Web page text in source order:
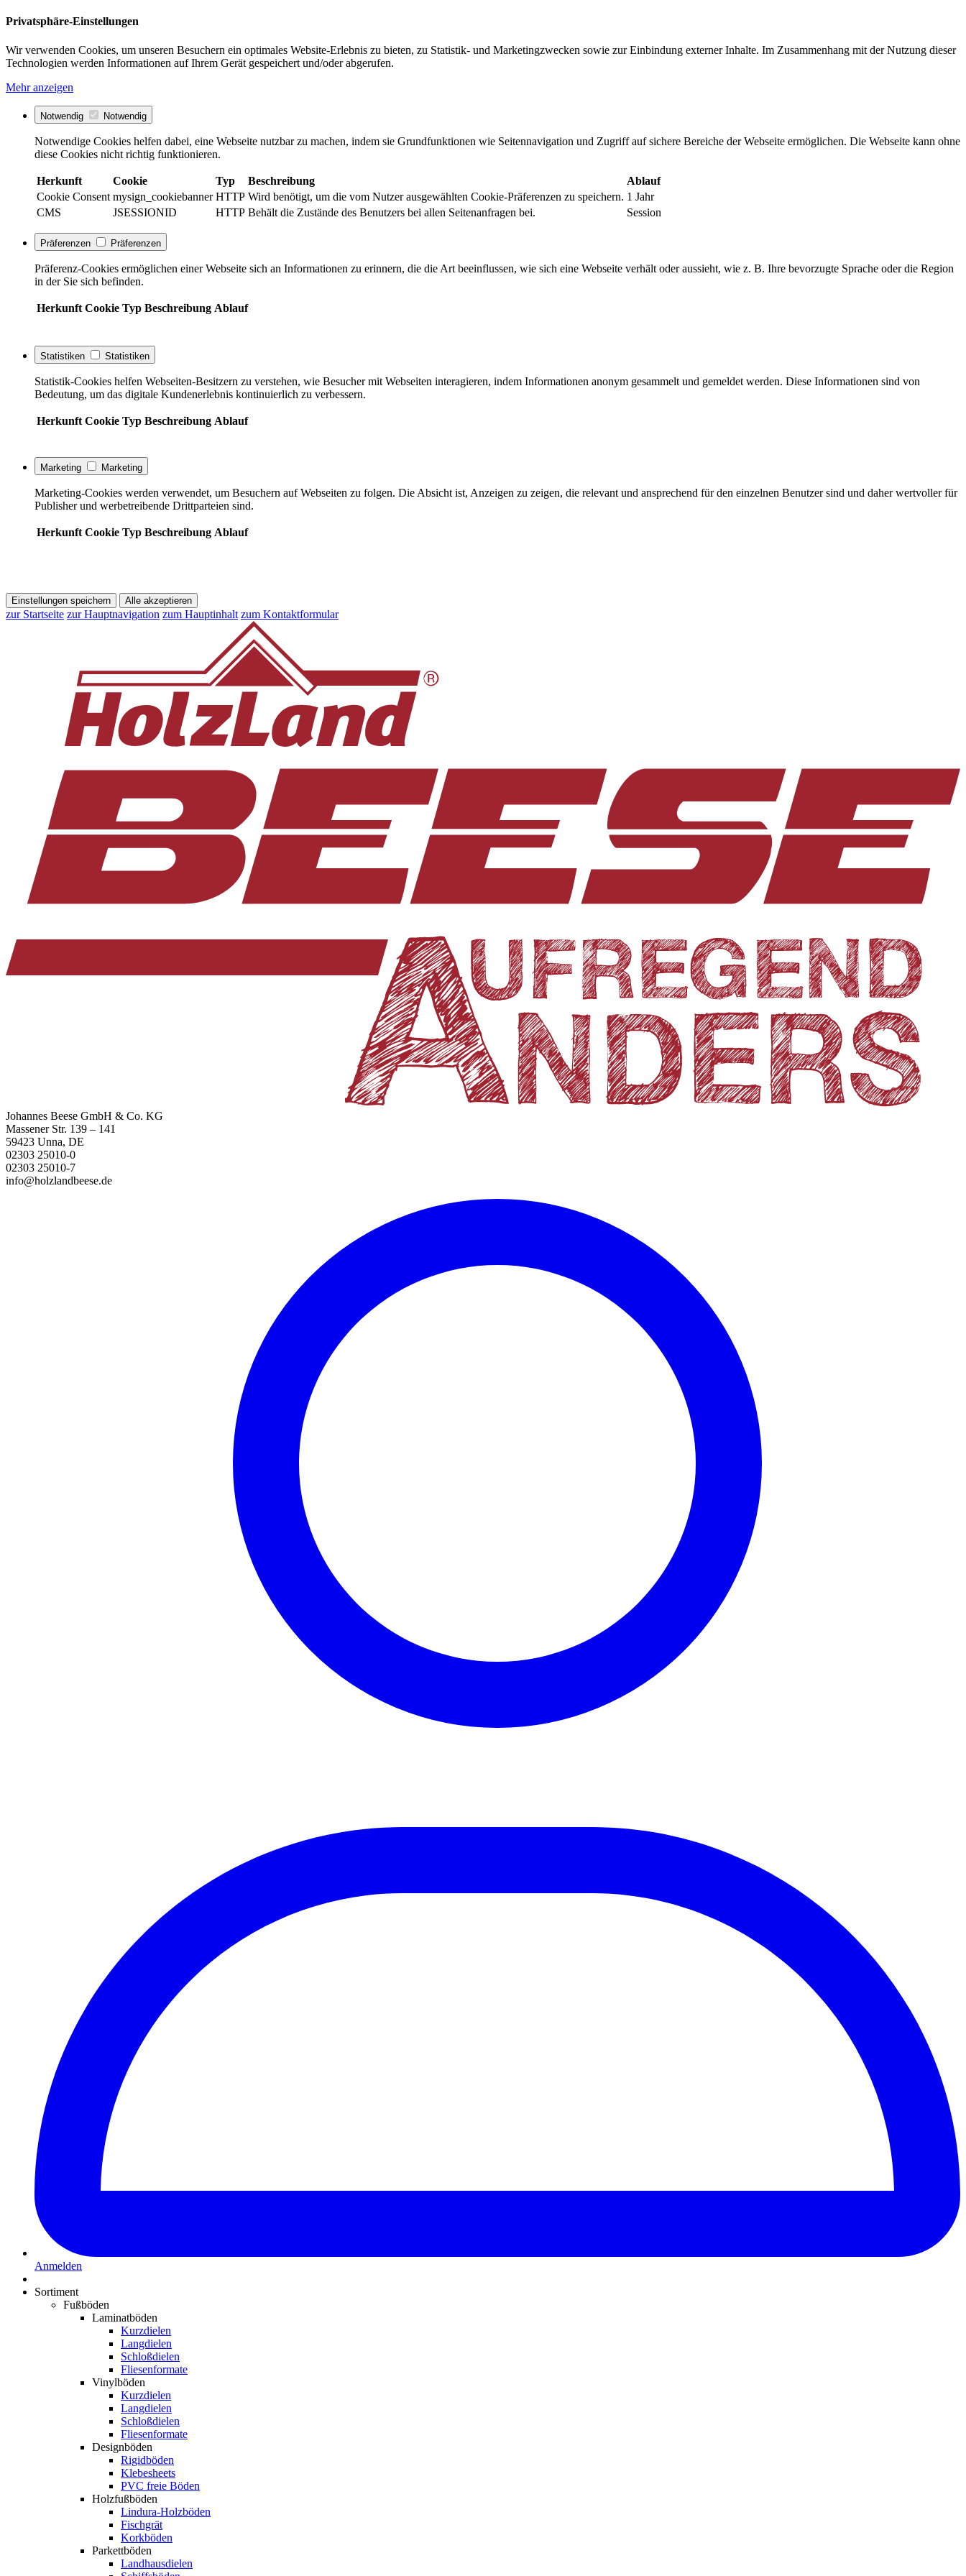
Privatsphäre-Einstellungen
Wir verwenden Cookies, um unseren Besuchern ein optimales Website-Erlebnis zu bieten, zu Statistik- und Marketingzwecken sowie zur Einbindung externer Inhalte. Im Zusammenhang mit der Nutzung dieser
Technologien werden Informationen auf Ihrem Gerät gespeichert und/oder abgerufen.
Mehr anzeigen
Notwendig Notwendig
Notwendige Cookies helfen dabei, eine Webseite nutzbar zu machen, indem sie Grundfunktionen wie Seitennavigation und Zugriff auf sichere Bereiche der Webseite ermöglichen. Die Webseite kann ohne
diese Cookies nicht richtig funktionieren.
Herkunft Cookie Typ Beschreibung
Ablauf
Cookie Consent mysign_cookiebanner HTTP Wird benötigt, um die vom Nutzer ausgewählten Cookie-Präferenzen zu speichern. 1 Jahr
CMS
JSESSIONID HTTP Behält die Zustände des Benutzers bei allen Seitenanfragen bei. Session
Präferenzen Präferenzen
Präferenz-Cookies ermöglichen einer Webseite sich an Informationen zu erinnern, die die Art beeinflussen, wie sich eine Webseite verhält oder aussieht, wie z. B. Ihre bevorzugte Sprache oder die Region
in der Sie sich befinden.
Herkunft Cookie Typ Beschreibung Ablauf
Statistiken Statistiken
Statistik-Cookies helfen Webseiten-Besitzern zu verstehen, wie Besucher mit Webseiten interagieren, indem Informationen anonym gesammelt und gemeldet werden. Diese Informationen sind von
Bedeutung, um das digitale Kundenerlebnis kontinuierlich zu verbessern.
Herkunft Cookie Typ Beschreibung Ablauf
Marketing Marketing
Marketing-Cookies werden verwendet, um Besuchern auf Webseiten zu folgen. Die Absicht ist, Anzeigen zu zeigen, die relevant und ansprechend für den einzelnen Benutzer sind und daher wertvoller für
Publisher und werbetreibende Drittparteien sind.
Herkunft Cookie Typ Beschreibung Ablauf
Einstellungen speichern Alle akzeptieren
zur Startseite zur Hauptnavigation zum Hauptinhalt zum Kontaktformular
Johannes Beese GmbH & Co. KG
Massener Str. 139 – 141
59423 Unna, DE
02303 25010-0
02303 25010-7
info@holzlandbeese.de
Anmelden
Sortiment
Fußböden
Laminatböden
Kurzdielen
Langdielen
Schloßdielen
Fliesenformate
Vinylböden
Kurzdielen
Langdielen
Schloßdielen
Fliesenformate
Designböden
Rigidböden
Klebesheets
PVC freie Böden
Holzfußböden
Lindura-Holzböden
Fischgrät
Korkböden
Parkettböden
Landhausdielen